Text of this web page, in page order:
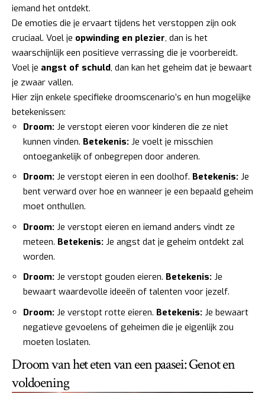
iemand het ontdekt.
De emoties die je ervaart tijdens het verstoppen zijn ook
cruciaal. Voel je opwinding en plezier, dan is het
waarschijnlijk een positieve verrassing die je voorbereidt.
Voel je angst of schuld, dan kan het geheim dat je bewaart
je zwaar vallen.
Hier zijn enkele specifieke droomscenario’s en hun mogelijke
betekenissen:
Droom: Je verstopt eieren voor kinderen die ze niet
kunnen vinden. Betekenis: Je voelt je misschien
ontoegankelijk of onbegrepen door anderen.
Droom: Je verstopt eieren in een doolhof. Betekenis: Je
bent verward over hoe en wanneer je een bepaald geheim
moet onthullen.
Droom: Je verstopt eieren en iemand anders vindt ze
meteen. Betekenis: Je angst dat je geheim ontdekt zal
worden.
Droom: Je verstopt gouden eieren. Betekenis: Je
bewaart waardevolle ideeën of talenten voor jezelf.
Droom: Je verstopt rotte eieren. Betekenis: Je bewaart
negatieve gevoelens of geheimen die je eigenlijk zou
moeten loslaten.
Droom van het eten van een paasei: Genot en
voldoening